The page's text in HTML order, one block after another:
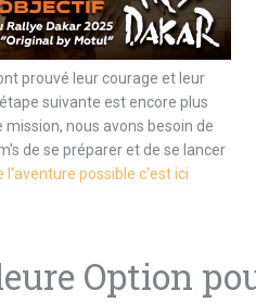
prouvé leur courage et leur
suivante est encore plus
nous avons besoin de
de se préparer et de se lancer
l'aventure possible c'est ici
Option